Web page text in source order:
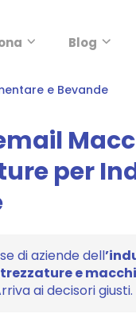
Blog
e Bevande
per
di aziende dell
e
ai decisori giusti.